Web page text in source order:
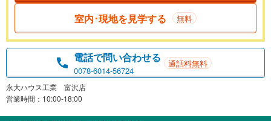
室内･現地を見学する 無料
電話で問い合わせる
0078-6014-56724
通話料無料
永大ハウス工業 富沢店
営業時間：10:00-18:00